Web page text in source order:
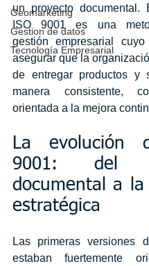
Geomarketing
Gestion de datos
Tecnología Empresarial
un proyecto documental.
ISO 9001 es una
gestión empresarial
asegurar que la
de entregar productos y
manera consistente,
orientada a la mejora
La evolución
9001: del
documental a la
estratégica
Las primeras versiones
estaban fuertemente